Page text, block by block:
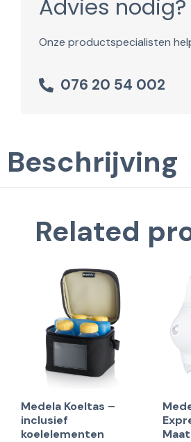
Advies nodig?
Onze productspecialisten
076 20 54 002
Beschrijving
Related
Medela Koeltas –
inclusief
koelelementen